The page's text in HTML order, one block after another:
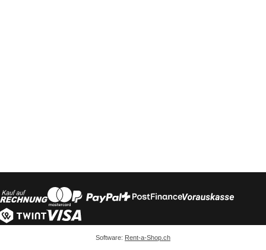
Software: Rent-a-Shop.ch